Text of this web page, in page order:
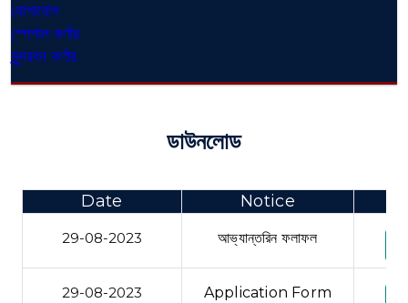
যোগাযোগ
স্পেশাল কর্ণার
সুন্দরবন কর্ণার
ডাউনলোড
Date Notice
29-08-2023 আভ্যান্তরিন ফলাফল
29-08-2023
Application Form